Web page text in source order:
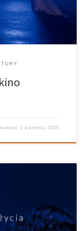
2 kwietnia 2025
Mackevica, Daria
środowe popołudnie
„Przestrzeń Kultury”